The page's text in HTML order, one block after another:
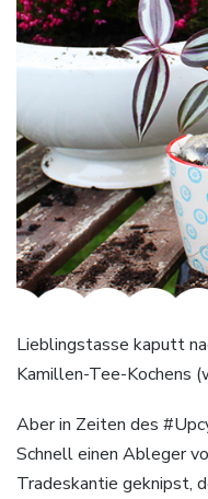
Lieblingstasse kaputt
Kamillen-Tee-Kochens
Aber in Zeiten des
Schnell einen Ableger
Tradeskantie geknipst,